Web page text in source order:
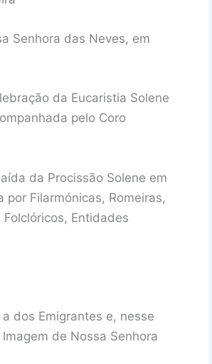
Senhora das Neves, em
da Eucaristia Solene
pelo Coro
da Procissão Solene em
Filarmónicas, Romeiras,
Entidades
dos Emigrantes e, nesse
de Nossa Senhora